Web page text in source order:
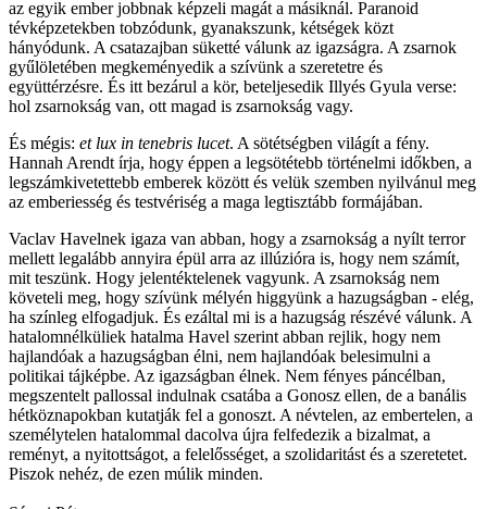
az egyik ember jobbnak képzeli magát a másiknál. Paranoid
tévképzetekben tobzódunk, gyanakszunk, kétségek közt
hányódunk. A csatazajban süketté válunk az igazságra. A zsarnok
gyűlöletében megkeményedik a szívünk a szeretetre és
együttérzésre. És itt bezárul a kör, beteljesedik Illyés Gyula verse:
hol zsarnokság van, ott magad is zsarnokság vagy.
És mégis: et lux in tenebris lucet. A sötétségben világít a fény.
Hannah Arendt írja, hogy éppen a legsötétebb történelmi időkben, a
legszámkivetettebb emberek között és velük szemben nyilvánul meg
az emberiesség és testvériség a maga legtisztább formájában.
Vaclav Havelnek igaza van abban, hogy a zsarnokság a nyílt terror
mellett legalább annyira épül arra az illúzióra is, hogy nem számít,
mit teszünk. Hogy jelentéktelenek vagyunk. A zsarnokság nem
követeli meg, hogy szívünk mélyén higgyünk a hazugságban - elég,
ha színleg elfogadjuk. És ezáltal mi is a hazugság részévé válunk. A
hatalomnélküliek hatalma Havel szerint abban rejlik, hogy nem
hajlandóak a hazugságban élni, nem hajlandóak belesimulni a
politikai tájképbe. Az igazságban élnek. Nem fényes páncélban,
megszentelt pallossal indulnak csatába a Gonosz ellen, de a banális
hétköznapokban kutatják fel a gonoszt. A névtelen, az embertelen, a
személytelen hatalommal dacolva újra felfedezik a bizalmat, a
reményt, a nyitottságot, a felelősséget, a szolidaritást és a szeretetet.
Piszok nehéz, de ezen múlik minden.